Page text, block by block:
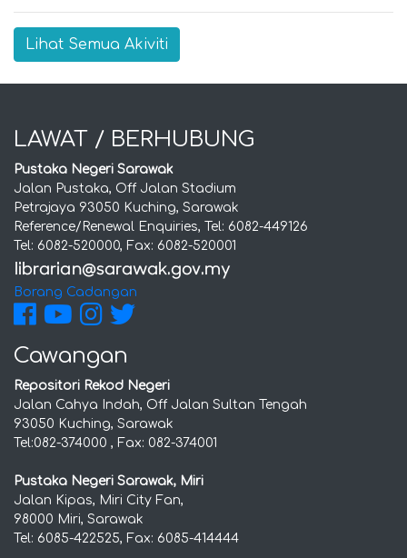
Lihat Semua Akiviti
LAWAT / BERHUBUNG
Pustaka Negeri Sarawak
Jalan Pustaka, Off Jalan Stadium
Petrajaya 93050 Kuching, Sarawak
Reference/Renewal Enquiries, Tel: 6082-449126
Tel: 6082-520000, Fax: 6082-520001
Borang Cadangan
Cawangan
Repositori Rekod Negeri
Jalan Cahya Indah, Off Jalan Sultan Tengah
93050 Kuching, Sarawak
Tel:082-374000 , Fax: 082-374001
Pustaka Negeri Sarawak, Miri
Jalan Kipas, Miri City Fan,
98000 Miri, Sarawak
Tel: 6085-422525, Fax: 6085-414444